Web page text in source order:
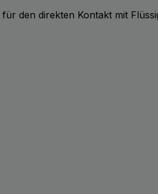
den direkten Kontakt mit